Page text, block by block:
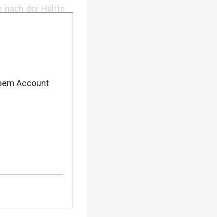
nach der Hälfte
sowie
kämpften,
denn
46:51 Minuten
wachsende
ist.
Account